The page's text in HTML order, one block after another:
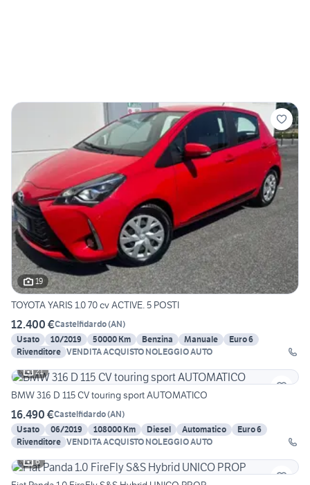
19
TOYOTA YARIS 1.0 70 cv ACTIVE. 5 POSTI
12.400 €Castelfidardo(AN)
Usato
10/2019 50000 Km Benzina Manuale
Euro 6
Rivenditore
VENDITA ACQUISTO NOLEGGIO AUTO
21
BMW 316 D 115 CV touring sport AUTOMATICO
16.490 €Castelfidardo(AN)
Usato
06/2019 108000 Km Diesel Automatico
Euro 6
Rivenditore
VENDITA ACQUISTO NOLEGGIO AUTO
6